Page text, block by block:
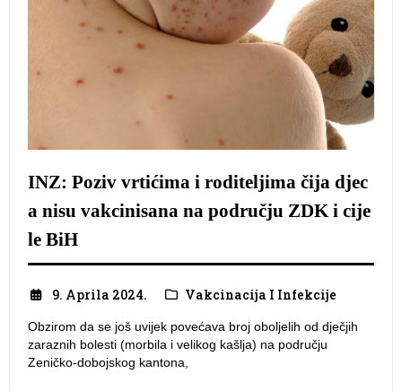
INZ: Poziv vrtićima i roditeljima čija djec
a nisu vakcinisana na području ZDK i cije
le BiH
9. Aprila 2024. Vakcinacija I Infekcije
Obzirom da se još uvijek povećava broj oboljelih od dječjih
zaraznih bolesti (morbila i velikog kašlja) na području
Zeničko-dobojskog kantona,